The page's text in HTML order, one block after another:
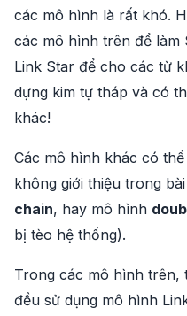
các mô hình là rất khó.
các mô hình trên để làm
Link Star để cho các từ
dựng kim tự tháp và có
khác!
Các mô hình khác có
không giới thiệu trong
chain, hay mô hình
bị tèo hệ thống).
Trong các mô hình trên,
đều sử dụng mô hình